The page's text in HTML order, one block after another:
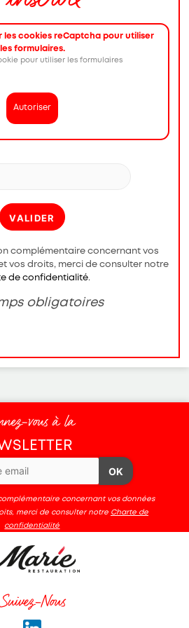
les cookies reCaptcha pour utiliser
les formulaires.
pour utiliser les formulaires
Autoriser
VALIDER
complémentaire concernant vos
vos droits, merci de consulter notre
de confidentialité.
obligatoires
vous à la
OK
concernant vos données
merci de consulter notre Charte de
confidentialité
Suivez-Nous